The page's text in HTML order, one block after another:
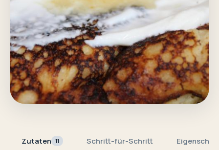
Zutaten 11 Schritt-für-Schritt